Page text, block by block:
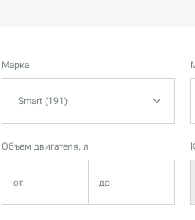
Марка
Smart (191)
Объем двигателя, л